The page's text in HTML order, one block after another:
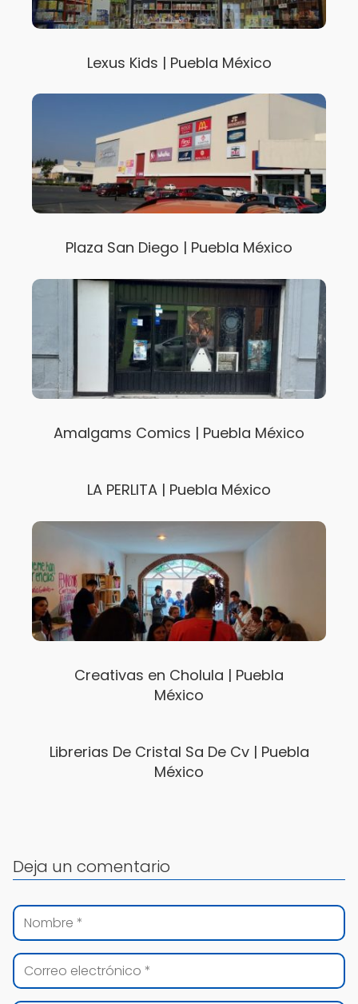
Lexus Kids | Puebla México
Plaza San Diego | Puebla México
Amalgams Comics | Puebla México
LA PERLITA | Puebla México
Creativas en Cholula | Puebla
México
Librerias De Cristal Sa De Cv | Puebla
México
Deja un comentario